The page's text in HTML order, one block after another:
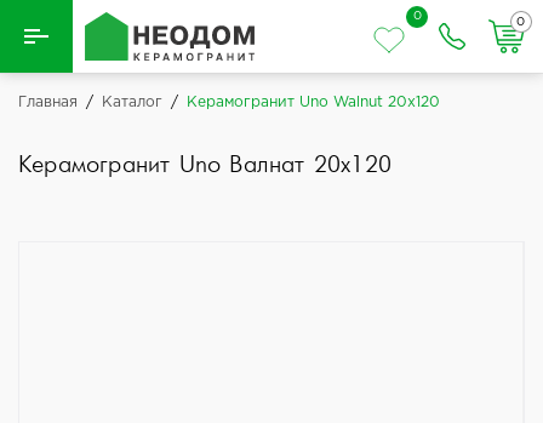
Назад
0
0
Главная / Каталог / Керамогранит Uno Walnut 20x120
Керамогранит Uno Валнат 20x120